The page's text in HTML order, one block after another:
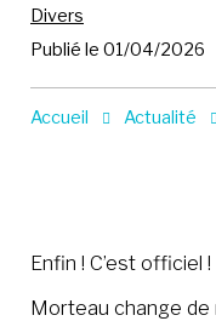
Divers
Publié le 01/04/2026
Accueil Actualité
Enfin ! C’est officiel !
Morteau change de